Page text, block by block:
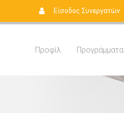
Είσοδος Συνεργατών
Προφίλ Προγράμματα